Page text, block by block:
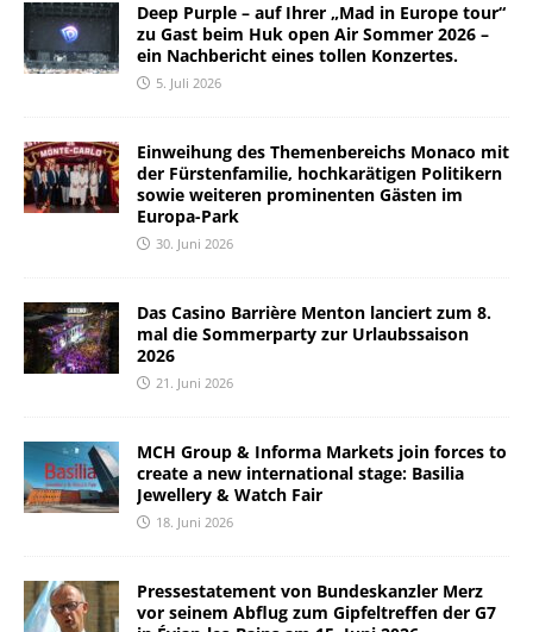
Deep Purple – auf Ihrer „Mad in Europe tour“
zu Gast beim Huk open Air Sommer 2026 –
ein Nachbericht eines tollen Konzertes.
5. Juli 2026
Einweihung des Themenbereichs Monaco mit
der Fürstenfamilie, hochkarätigen Politikern
sowie weiteren prominenten Gästen im
Europa-Park
30. Juni 2026
Das Casino Barrière Menton lanciert zum 8.
mal die Sommerparty zur Urlaubssaison
2026
21. Juni 2026
MCH Group & Informa Markets join forces to
create a new international stage: Basilia
Jewellery & Watch Fair
18. Juni 2026
Pressestatement von Bundeskanzler Merz
vor seinem Abflug zum Gipfeltreffen der G7